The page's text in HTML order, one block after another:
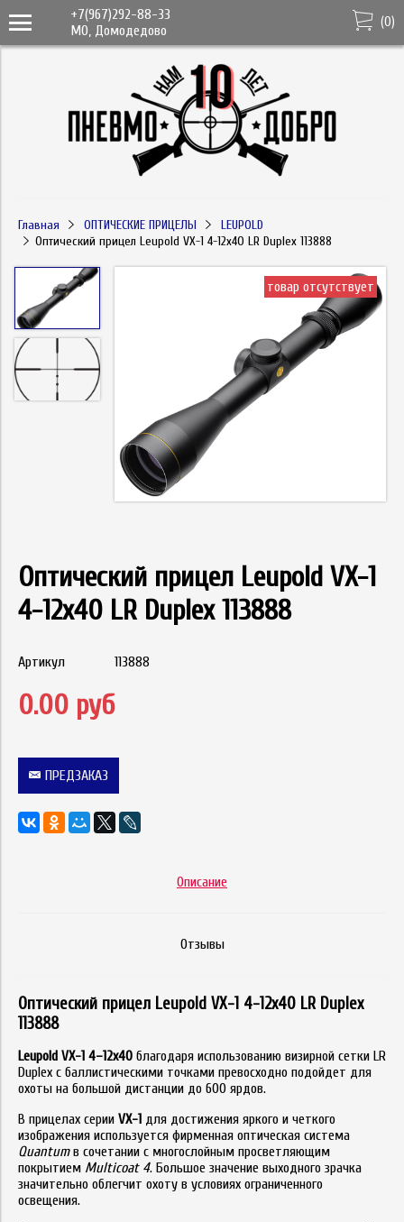
+7(967)292-88-33
МО, Домодедово
(0)
Главная ОПТИЧЕСКИЕ ПРИЦЕЛЫ
LEUPOLD
Оптический прицел Leupold VX-1 4-12x40 LR Duplex 113888
товар отсутствует
Оптический прицел Leupold VX-1
4-12x40 LR Duplex 113888
Артикул 113888
0.00 руб
ПРЕДЗАКАЗ
Описание
Отзывы
Оптический прицел Leupold VX-1 4-12x40 LR Duplex
113888
Leupold VX-1 4–12x40 благодаря использованию визирной сетки LR
Duplex с баллистическими точками превосходно подойдет для
охоты на большой дистанции до 600 ярдов.
В прицелах серии VX-1 для достижения яркого и четкого
изображения используется фирменная оптическая система
Quantumв сочетании с многослойным просветляющим
покрытием Multicoat 4. Большое значение выходного зрачка
значительно облегчит охоту в условиях ограниченного
освещения.